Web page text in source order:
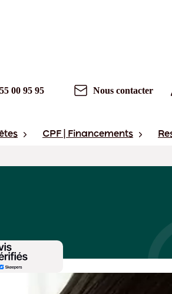
00 95 95 Nous contacter
CPF | Financements